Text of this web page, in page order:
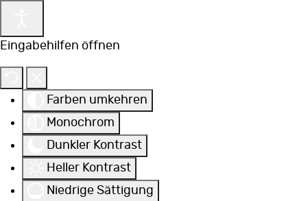
Eingabehilfen öffnen
Farben umkehren
Monochrom
Dunkler Kontrast
Heller Kontrast
Niedrige Sättigung